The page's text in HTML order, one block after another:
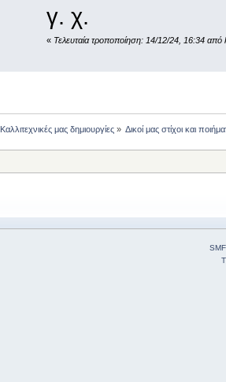
γ. χ.
« Τελευταία τροποποίηση: 14/12/24, 16:34 από
Καλλιτεχνικές μας δημιουργίες» Δικοί μας στίχοι και